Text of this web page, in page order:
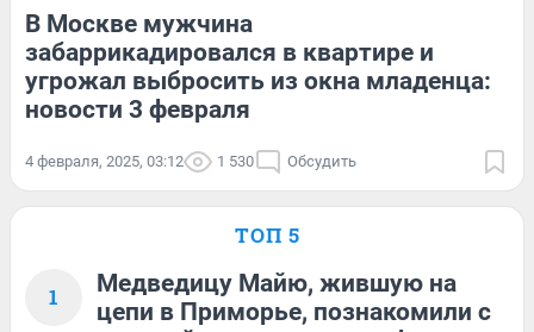
В Москве мужчина
забаррикадировался в квартире и
угрожал выбросить из окна младенца:
новости 3 февраля
4 февраля, 2025, 03:12 1 530 Обсудить
ТОП 5
1
Медведицу Майю, жившую на
цепи в Приморье, познакомили с